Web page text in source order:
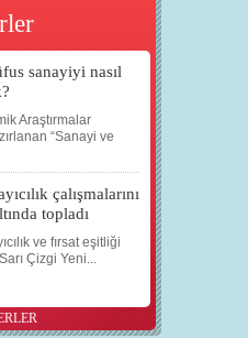
sanayiyi nasıl
Araştırmalar
“Sanayi ve
çalışmalarını
topladı
ve fırsat eşitliği
Çizgi Yeni...